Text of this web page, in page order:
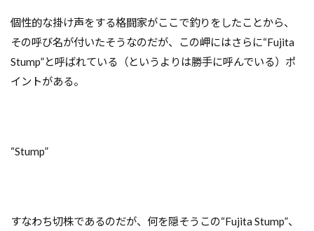
個性的な掛け声をする格闘家がここで釣りをしたことから、
その呼び名が付いたそうなのだが、この岬にはさらに“Fujita
Stump”と呼ばれている（というよりは勝手に呼んでいる）ポ
イントがある。
“Stump”
すなわち切株であるのだが、何を隠そうこの“Fujita Stump”、